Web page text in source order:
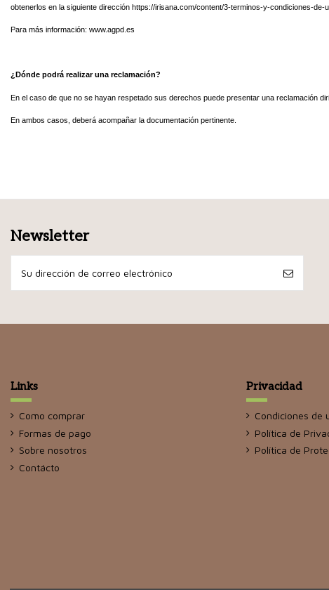
obtenerlos en la siguiente dirección https://irisana.com/content/3-terminos-y-condiciones-de-
Para más información: www.agpd.es
¿Dónde podrá realizar una reclamación?
En el caso de que no se hayan respetado sus derechos puede presentar una reclamación
En ambos casos, deberá acompañar la documentación pertinente.
Newsletter
Links
Como comprar
Formas de pago
Sobre nosotros
Contácto
Privacidad
Condiciones de
Política de
Política de